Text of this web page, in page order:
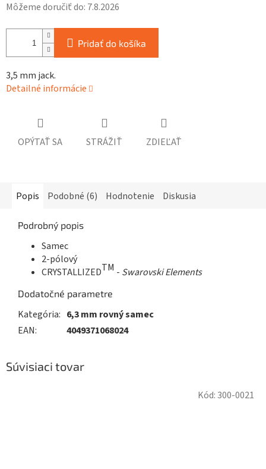
Môžeme doručiť do: 7.8.2026
Pridať do košíka
3,5 mm jack.
Detailné informácie
OPÝTAŤ SA STRÁŽIŤ ZDIEĽAŤ
Popis Podobné (6) Hodnotenie Diskusia
Podrobný popis
Samec
2-pólový
CRYSTALLIZEDTM - Swarovski Elements
Dodatočné parametre
Kategória: 6,3 mm rovný samec
EAN: 4049371068024
Súvisiaci tovar
Kód: 300-0021